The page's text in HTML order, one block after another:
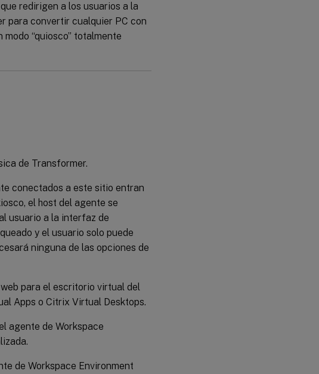
redirigen a los usuarios a la
para convertir cualquier PC con
“quiosco” totalmente
de Transformer.
conectados a este sitio entran
el host del agente se
usuario a la interfaz de
y el usuario solo puede
ninguna de las opciones de
para el escritorio virtual del
Apps o Citrix Virtual Desktops.
agente de Workspace
de Workspace Environment